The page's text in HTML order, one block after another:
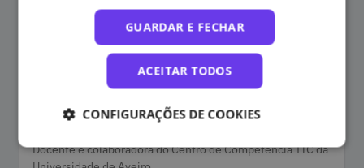
Susana Senos
Categorias
Especialista dos Conteúdos
Docente e colaboradora do Centro de Competência TIC da
GUARDAR E FECHAR
ACEITAR TODOS
CONFIGURAÇÕES DE COOKIES